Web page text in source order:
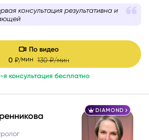
Люблю уместный юмор и на
максимально дружелюбную
так,
позитивно заряженными
.
консультация результативна и
По видео
0 ₽/мин130 ₽/мин
я консультация бесплатно
DIAMOND